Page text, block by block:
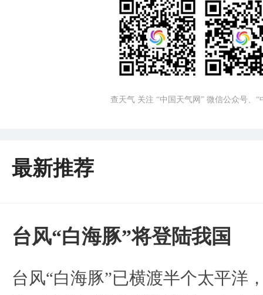
查天气 关注 “中国天气网” 微信公众号、
最新推荐
台风“白海豚”将登陆我国
台风“白海豚”已横渡半个太平洋